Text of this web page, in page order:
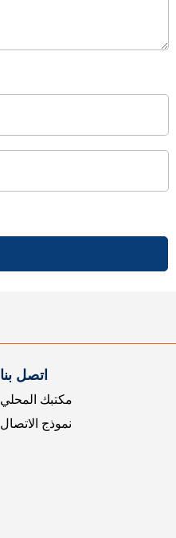
اتصل بنا
مكتبك المحلي
نموذج الاتصال